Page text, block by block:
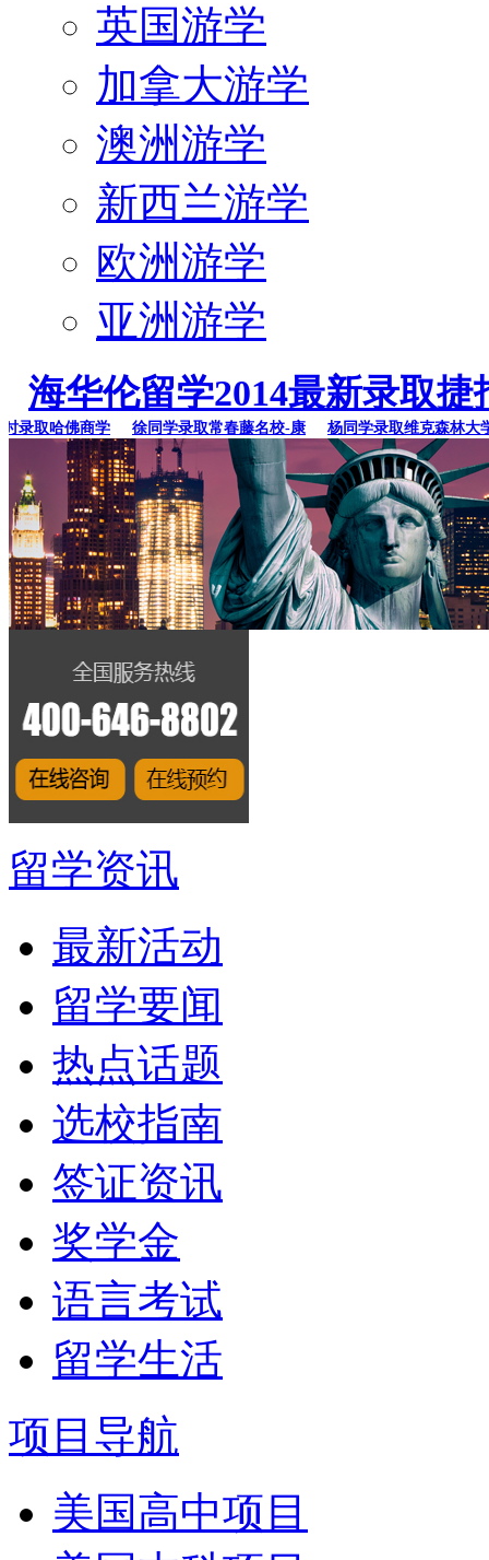
英国游学
加拿大游学
澳洲游学
新西兰游学
欧洲游学
亚洲游学
海华伦留学2014最新录取捷
取哈佛商学 徐同学录取常春藤名校-康 杨同学录取维克森林大学
留学资讯
最新活动
留学要闻
热点话题
选校指南
签证资讯
奖学金
语言考试
留学生活
项目导航
美国高中项目